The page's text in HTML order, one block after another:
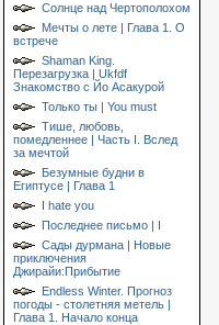
Солнце над Чертополохом
Мечты о лете | Глава 1. О
встрече
Shaman King.
Перезагрузка | Ukfdf
Знакомство с Йо Асакурой
Только ты | You must
Тише, любовь,
помедленнее | Часть I. Вслед
за мечтой
Безумные будни в
Египтусе | Глава 1
I hate you
Последнее письмо | I
Сады дурмана | Новые
приключения
Джирайи:Прибытие
Endless Winter. Прогноз
погоды - столетняя метель |
Глава 1. Начало конца